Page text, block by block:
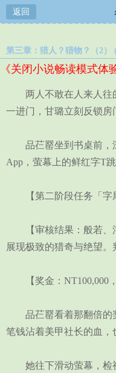
返回
第三章：猎人？猎物？（2）
《关闭小说畅读模式体
两人不敢在人来人往的
一进门，甘璐立刻反锁房
品芢罂坐到书桌前，
App，萤幕上的鲜红字T跳
【第二阶段任务「字
【审核结果：般若、浮
展现极致的猎奇与绝望。
【奖金：NT100,000，
品芢罂看着那翻倍的
笔钱沾着美甲社长的血，
她往下滑动萤幕，检